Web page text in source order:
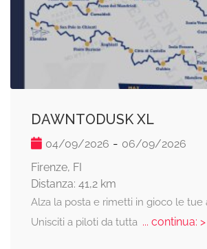
DAWNTODUSK XL
04/09/2026 - 06/09/2026
Firenze, FI
Distanza: 41,2 km
Alza la posta e rimetti in gioco le tue
Unisciti a piloti da tutta ... continua: >